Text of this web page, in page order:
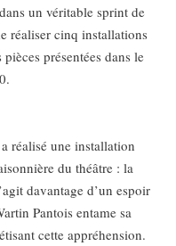
un véritable sprint de
réaliser cinq installations
présentées dans le
réalisé une installation
du théâtre : la
davantage d’un espoir
Pantois entame sa
cette appréhension.